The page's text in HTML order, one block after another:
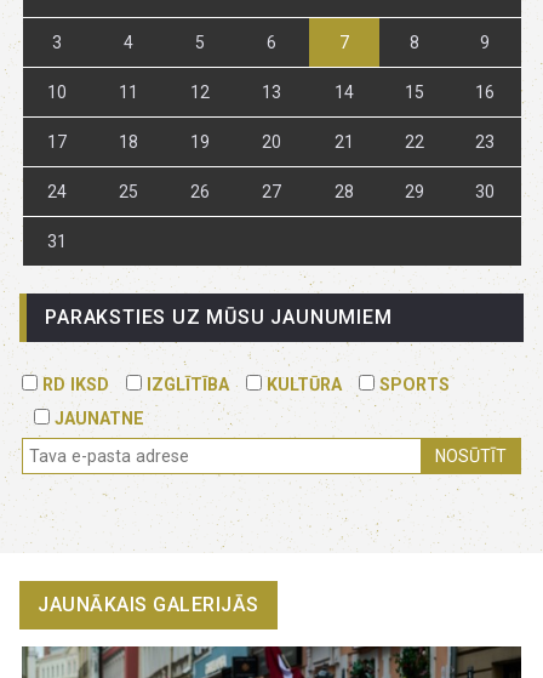
3 4 5 6 7 8 9
10 11 12 13 14 15 16
17 18 19 20 21 22 23
24 25 26 27 28 29 30
31
PARAKSTIES UZ MŪSU JAUNUMIEM
RD IKSD IZGLĪTĪBA KULTŪRA
SPORTS
JAUNATNE
NOSŪTĪT
JAUNĀKAIS GALERIJĀS